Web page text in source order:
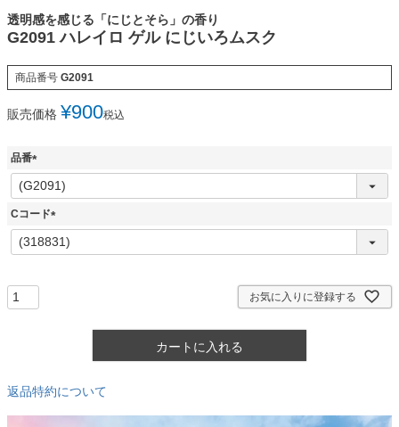
透明感を感じる「にじとそら」の香り
G2091 ハレイロ ゲル にじいろムスク
商品番号 G2091
販売価格 ¥900税込
品番
(
必
須
Cコード
(
必
お気に入りに登録する
カートに入れる
返品特約について